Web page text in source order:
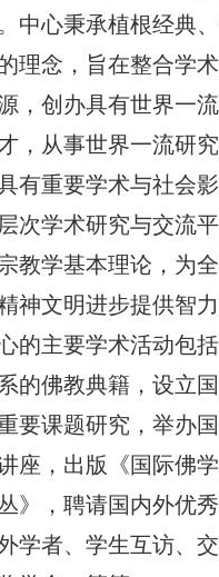
中心秉承植根经典
理念，旨在整合学
，创办具有世界一
，从事世界一流研
有重要学术与社会
次学术研究与交流
教学基本理论，为
神文明进步提供智
的主要学术活动包
的佛教典籍，设立
要课题研究，举办
座，出版《国际佛学
》，聘请国内外优
学者、学生互访、